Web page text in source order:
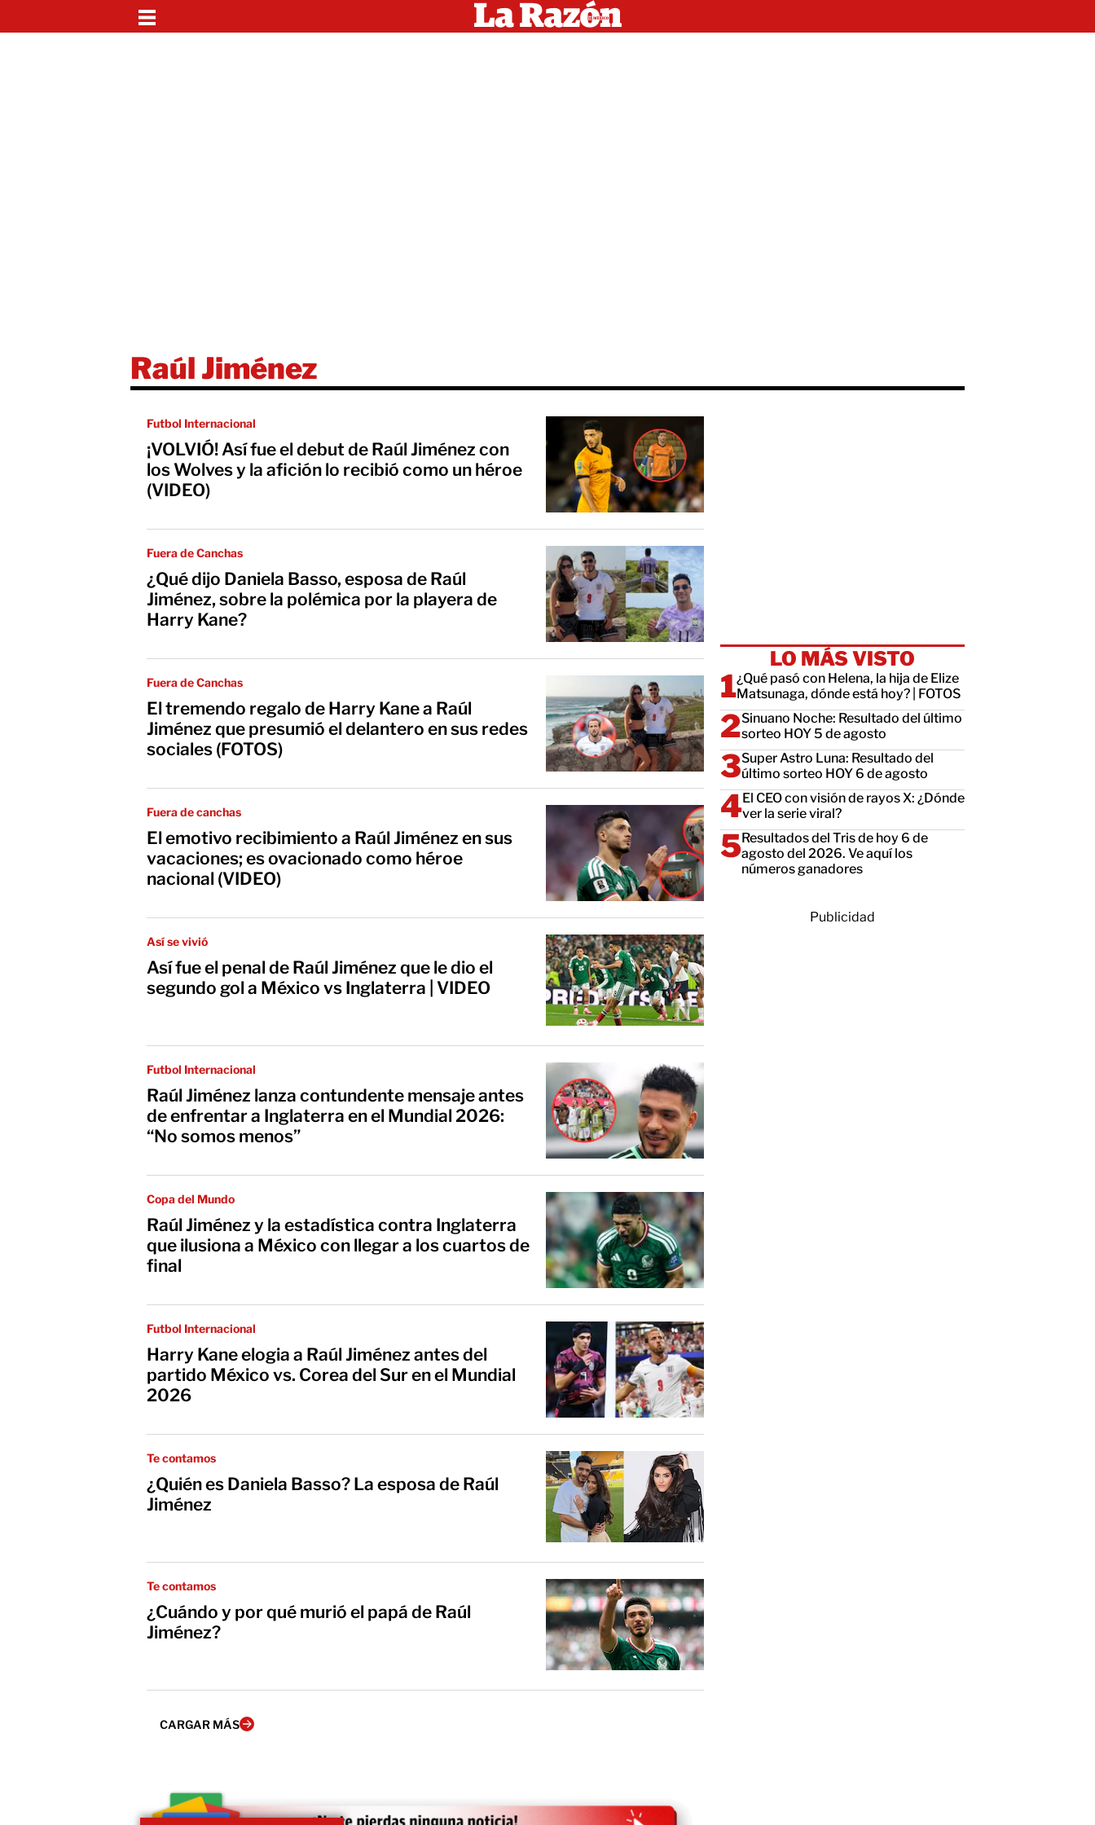
Raúl Jiménez
Futbol Internacional
¡VOLVIÓ! Así fue el debut de Raúl Jiménez con
los Wolves y la afición lo recibió como un héroe
(VIDEO)
Fuera de Canchas
¿Qué dijo Daniela Basso, esposa de Raúl
Jiménez, sobre la polémica por la playera de
Harry Kane?
Fuera de Canchas
El tremendo regalo de Harry Kane a Raúl
Jiménez que presumió el delantero en sus redes
sociales (FOTOS)
Fuera de canchas
El emotivo recibimiento a Raúl Jiménez en sus
vacaciones; es ovacionado como héroe
nacional (VIDEO)
Así se vivió
Así fue el penal de Raúl Jiménez que le dio el
segundo gol a México vs Inglaterra | VIDEO
Futbol Internacional
Raúl Jiménez lanza contundente mensaje antes
de enfrentar a Inglaterra en el Mundial 2026:
“No somos menos”
Copa del Mundo
Raúl Jiménez y la estadística contra Inglaterra
que ilusiona a México con llegar a los cuartos de
final
Futbol Internacional
Harry Kane elogia a Raúl Jiménez antes del
partido México vs. Corea del Sur en el Mundial
2026
Te contamos
¿Quién es Daniela Basso? La esposa de Raúl
Jiménez
Te contamos
¿Cuándo y por qué murió el papá de Raúl
Jiménez?
CARGAR MÁS
LO MÁS VISTO
¿Qué pasó con Helena, la hija de Elize
Matsunaga, dónde está hoy? | FOTOS
Sinuano Noche: Resultado del último
sorteo HOY 5 de agosto
Super Astro Luna: Resultado del
último sorteo HOY 6 de agosto
El CEO con visión de rayos X: ¿Dónde
ver la serie viral?
Resultados del Tris de hoy 6 de
agosto del 2026. Ve aquí los
números ganadores
Publicidad